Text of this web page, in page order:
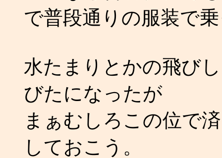
で普段通りの服装で
水たまりとかの飛び
びたになったが
まぁむしろこの位で
しておこう。